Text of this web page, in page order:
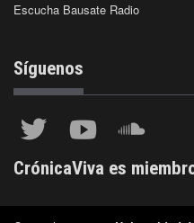
Escucha Bausate Radio
Síguenos
CrónicaViva es